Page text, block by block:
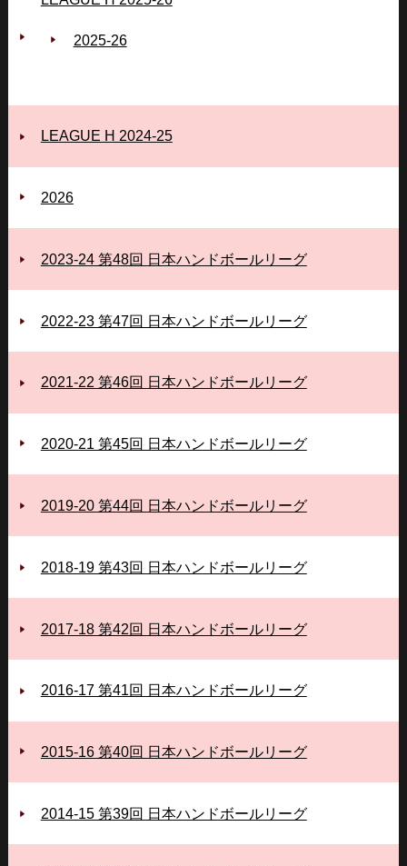
2025‐26
LEAGUE H 2024-25
2026
2023-24 第48回 日本ハンドボールリーグ
2022-23 第47回 日本ハンドボールリーグ
2021-22 第46回 日本ハンドボールリーグ
2020-21 第45回 日本ハンドボールリーグ
2019-20 第44回 日本ハンドボールリーグ
2018-19 第43回 日本ハンドボールリーグ
2017-18 第42回 日本ハンドボールリーグ
2016-17 第41回 日本ハンドボールリーグ
2015-16 第40回 日本ハンドボールリーグ
2014-15 第39回 日本ハンドボールリーグ